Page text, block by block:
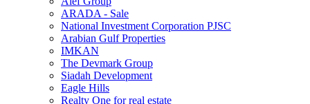
ARADA - Sale
National Investment Corporation PJSC
Arabian Gulf Properties
IMKAN
The Devmark Group
Siadah Development
Eagle Hills
Realty One for real estate